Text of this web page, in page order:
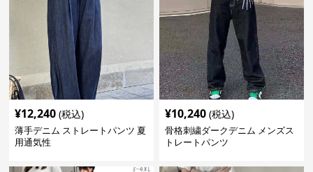
¥12,240 (税込)
薄手デニム ストレートパンツ 夏
用通気性
¥10,240 (税込)
骨格刺繍ダークデニム メンズス
トレートパンツ